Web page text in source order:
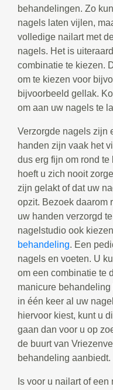
behandelingen. Zo
nagels laten vijlen,
volledige nailart met
nagels. Het is
combinatie te kiezen.
om te kiezen voor
bijvoorbeeld gellak.
om aan uw nagels te
Verzorgde nagels zijn
handen zijn vaak het
dus erg fijn om rond
hoeft u zich nooit
zijn gelakt of dat uw
opzit. Bezoek daarom
uw handen verzorgd
nagelstudio ook
behandeling. Een
nagels en voeten. U
om een combinatie te
manicure
in één keer al uw
hiervoor kiest, kunt u
gaan dan voor u op
de buurt van
behandeling aanbiedt.
Is voor u nailart of